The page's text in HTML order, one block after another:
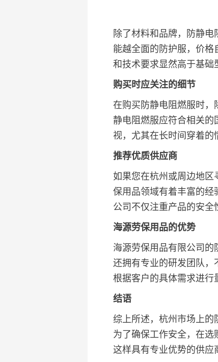
除了材料和品牌，防静
能越全面的防护服，价
和技术要求显然高于基础
购买时应关注的细节
在购买防静电阻燃服时，
静电阻燃服应符合相关的
视，尤其在长时间穿着的
推荐优质供应商
如果您在杭州或周边地区
保用品领域有着丰富的经
公司不仅注重产品的安全
海源劳保用品的优势
海源劳保用品有限公司的
还拥有专业的研发团队，
根据客户的具体需求进行
结语
综上所述，杭州市场上的
为了确保工作安全，在选
这样具有专业优势的供应